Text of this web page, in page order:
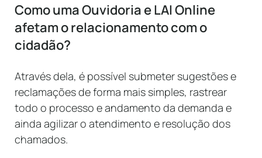
Como uma Ouvidoria e LAI Online
afetam o relacionamento com o
cidadão?
Através dela, é possível submeter sugestões e
reclamações de forma mais simples, rastrear
todo o processo e andamento da demanda e
ainda agilizar o atendimento e resolução dos
chamados.